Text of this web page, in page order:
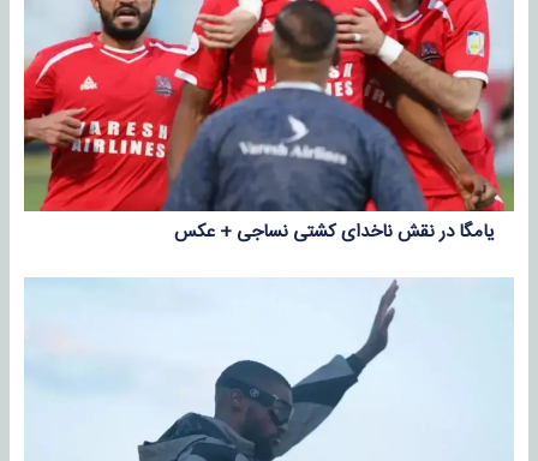
یامگا در نقش ناخدای کشتی نساجی + عکس